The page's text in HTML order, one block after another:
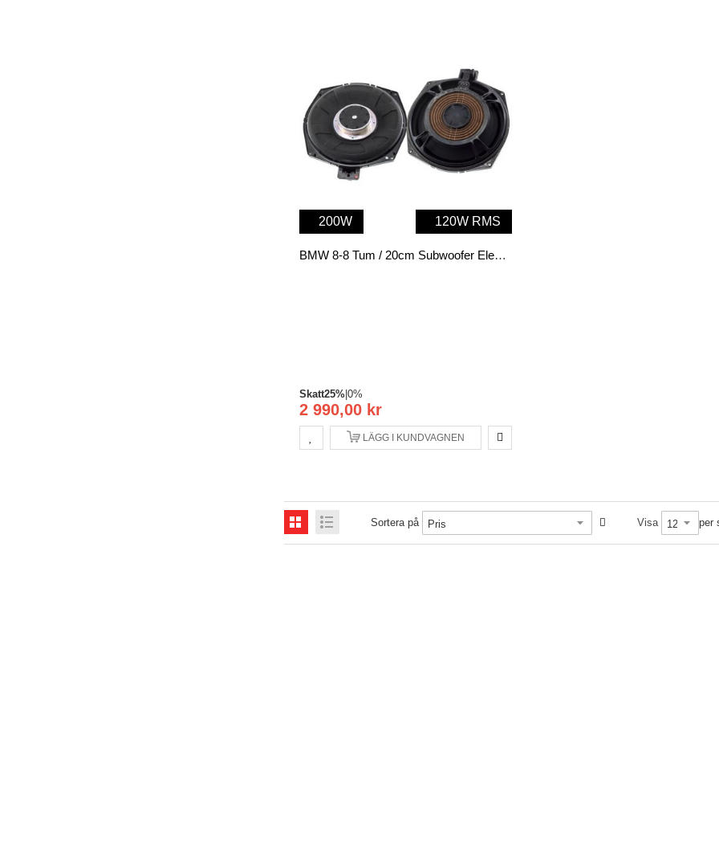
200W 120W RMS
BMW 8-8 Tum / 20cm Subwoofer Element (2p)
2 990,00 kr
Skatt25%|0%
LÄGG I KUNDVAGNEN
Sortera på Visa per